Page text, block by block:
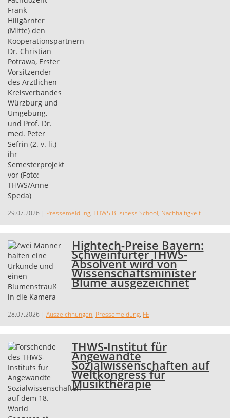
29.07.2026 | Pressemeldung, THWS Business School, Nachhaltigkeit
Hightech-Preise Bayern:
Schweinfurter THWS-
Absolvent wird von
Wissenschaftsminister
Blume ausgezeichnet
28.07.2026 | Auszeichnungen, Pressemeldung, FE
THWS-Institut für
Angewandte
Sozialwissenschaften auf
Weltkongress für
Musiktherapie